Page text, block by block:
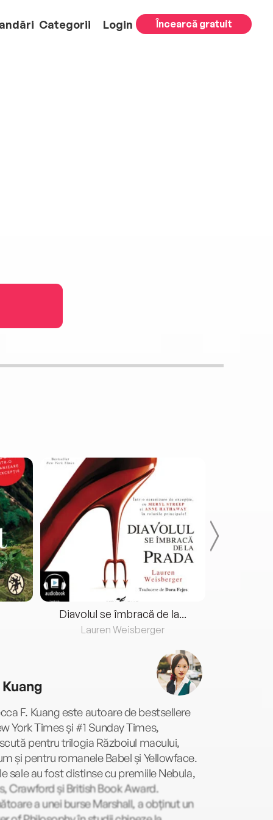
Categorii Login Încearcă gratuit
Diavolul se îmbracă de la...
Lauren Weisberger
Kuang
F. Kuang este autoare de bestsellere
York Times și #1 Sunday Times,
pentru trilogia Războiul macului,
și pentru romanele Babel și Yellowface.
sale au fost distinse cu premiile Nebula,
Crawford și British Book Award.
a unei burse Marshall, a obținut un